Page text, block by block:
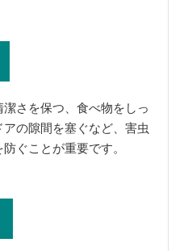
さを保つ、食べ物をしっ
の隙間を塞ぐなど、害虫
ぐことが重要です。